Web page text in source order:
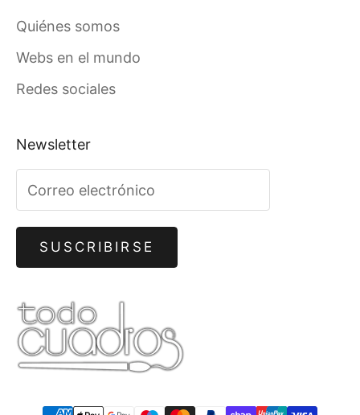
Quiénes somos
Webs en el mundo
Redes sociales
Newsletter
SUSCRIBIRSE